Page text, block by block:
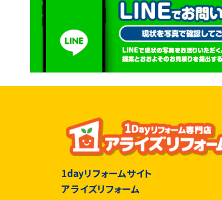
1dayリフォームサイト
アライズリフォーム